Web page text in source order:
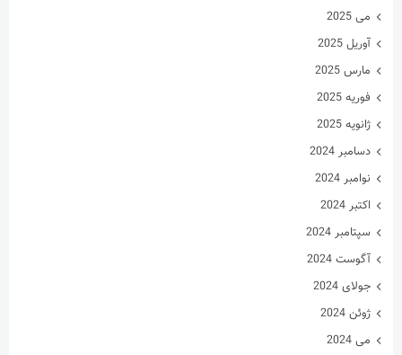
آوریل 2024
مارس 2024
فوریه 2024
ژانویه 2024
دسامبر 2023
نوامبر 2023
اکتبر 2023
سپتامبر 2023
آگوست 2023
جولای 2023
ژوئن 2023
می 2023
آوریل 2023